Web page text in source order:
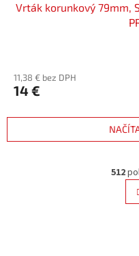
Vrták korunkový 79mm,
11,38 € bez DPH
14 €
512